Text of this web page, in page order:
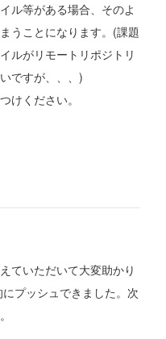
ル等がある場合、そのよ
うことになります。(課題
ルがリモートリポジトリ
ですが、、、)
けください。
ていただいて大変助かり
プッシュできました。次